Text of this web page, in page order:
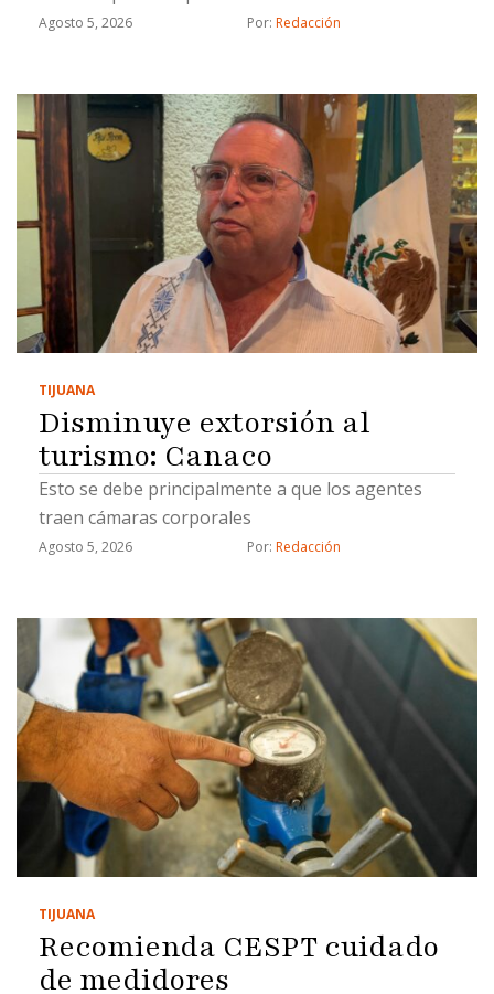
Agosto 5, 2026 Por: Redacción
TIJUANA
Disminuye extorsión al
turismo: Canaco
Esto se debe principalmente a que los agentes
traen cámaras corporales
Agosto 5, 2026 Por: Redacción
TIJUANA
Recomienda CESPT cuidado
de medidores